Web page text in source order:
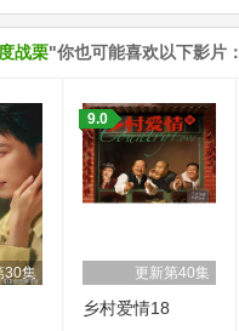
战栗"你也可能喜欢以下影片：
30集 更新第40集
9.0
乡村爱情18